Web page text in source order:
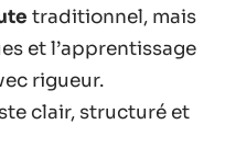
traditionnel, mais
et l’apprentissage
rigueur.
clair, structuré et